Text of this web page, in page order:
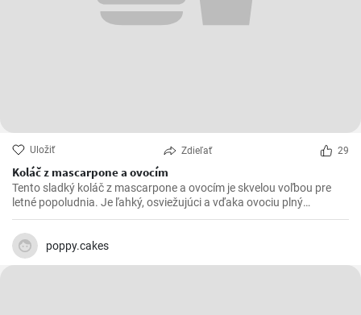
Uložiť Zdieľať 29
Koláč z mascarpone a ovocím
Tento sladký koláč z mascarpone a ovocím je skvelou voľbou pre
letné popoludnia. Je ľahký, osviežujúci a vďaka ovociu plný
vitamínov. Môžete ho pripraviť s akýmkoľvek ovocím, ktoré máte
práve po ruke, ale najlepšie chutí s jahodami alebo malinami.
poppy.cakes